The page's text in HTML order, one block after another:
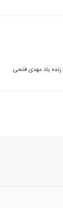
زنده یاد مهدی فتحی